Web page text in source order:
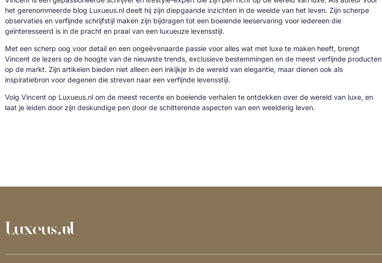
het gerenommeerde blog Luxueus.nl deelt hij zijn diepgaande inzichten in de weelde van het leven. Zijn scherpe
observaties en verfijnde schrijfstijl maken zijn bijdragen tot een boeiende leeservaring voor iedereen die
geïnteresseerd is in de pracht en praal van een luxueuze levensstijl.
Met een scherp oog voor detail en een ongeëvenaarde passie voor alles wat met luxe te maken heeft, brengt
Vincent de lezers op de hoogte van de nieuwste trends, exclusieve bestemmingen en de meest verfijnde producten
op de markt. Zijn artikelen bieden niet alleen een inkijkje in de wereld van elegantie, maar dienen ook als
inspiratiebron voor degenen die streven naar een verfijnde levensstijl.
Volg Vincent op Luxueus.nl om de meest recente en boeiende verhalen te ontdekken over de wereld van luxe, en
laat je leiden door zijn deskundige pen door de schitterende aspecten van een weelderig leven.